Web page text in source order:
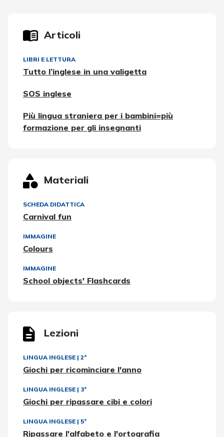
Articoli
LIBRI E LETTURA
Tutto l’inglese in una valigetta
SOS inglese
Più lingua straniera per i bambini=più
formazione per gli insegnanti
Materiali
SCHEDA DIDATTICA
Carnival fun
IMMAGINE
Colours
IMMAGINE
School objects' Flashcards
Lezioni
LINGUA INGLESE | 2ª
Giochi per ricominciare l'anno
LINGUA INGLESE | 3ª
Giochi per ripassare cibi e colori
LINGUA INGLESE | 5ª
Ripassare l'alfabeto e l'ortografia